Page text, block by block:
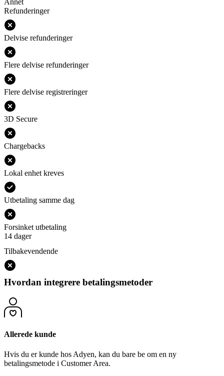
Refunderinger
Delvise refunderinger
Flere delvise refunderinger
Flere delvise registreringer
3D Secure
Chargebacks
Lokal enhet kreves
Utbetaling samme dag
Forsinket utbetaling
14 dager
Tilbakevendende
Hvordan integrere betalingsmetoder
Allerede kunde
Hvis du er kunde hos Adyen, kan du bare be om en ny
betalingsmetode i Customer Area.